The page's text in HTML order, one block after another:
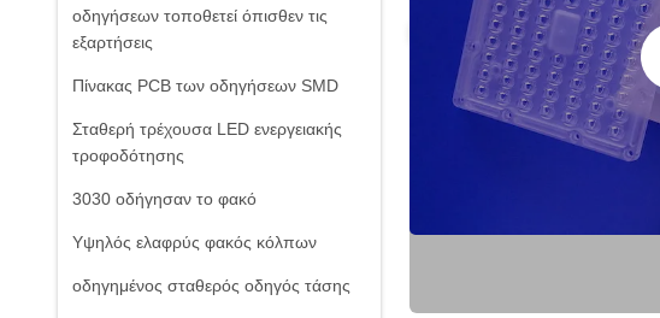
οδηγήσεων τοποθετεί όπισθεν τις
εξαρτήσεις
Πίνακας PCB των οδηγήσεων SMD
Σταθερή τρέχουσα LED ενεργειακής
τροφοδότησης
3030 οδήγησαν το φακό
Υψηλός ελαφρύς φακός κόλπων
οδηγημένος σταθερός οδηγός τάσης